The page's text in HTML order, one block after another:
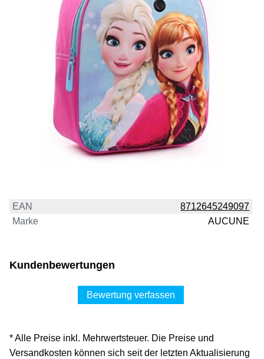
EAN
8712645249097
Marke
AUCUNE
Kundenbewertungen
Bewertung verfassen
* Alle Preise inkl. Mehrwertsteuer. Die Preise und
Versandkosten können sich seit der letzten Aktualisierung